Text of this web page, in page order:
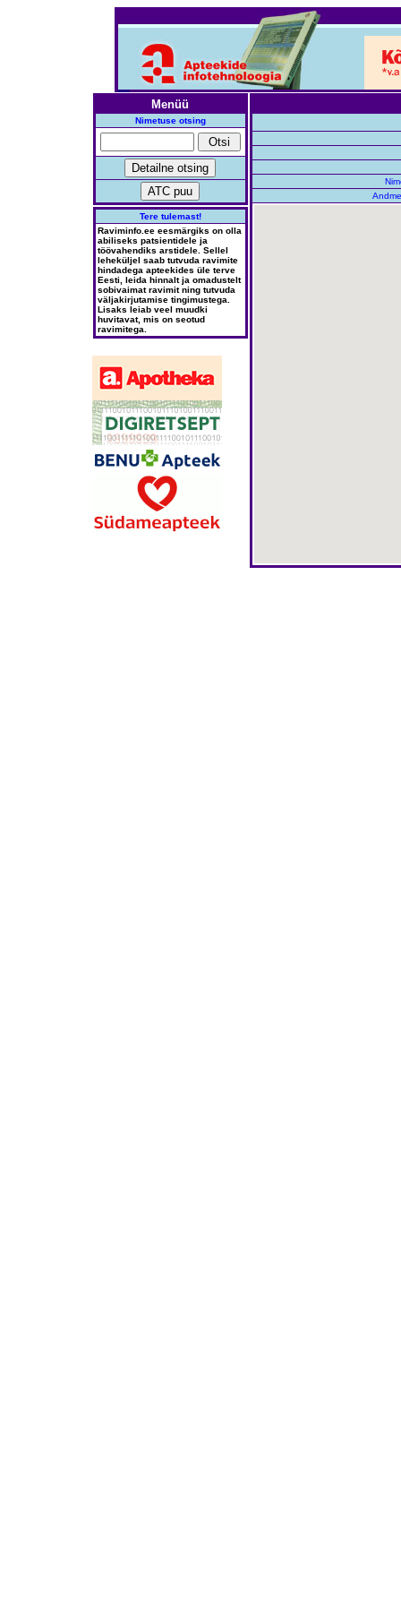
Menüü
Nimetuse otsing
Tere tulemast!
Raviminfo.ee eesmärgiks on olla
abiliseks patsientidele ja
töövahendiks arstidele. Sellel
leheküljel saab tutvuda ravimite
hindadega apteekides üle terve
Eesti, leida hinnalt ja omadustelt
sobivaimat ravimit ning tutvuda
väljakirjutamise tingimustega.
Lisaks leiab veel muudki
huvitavat, mis on seotud
ravimitega.